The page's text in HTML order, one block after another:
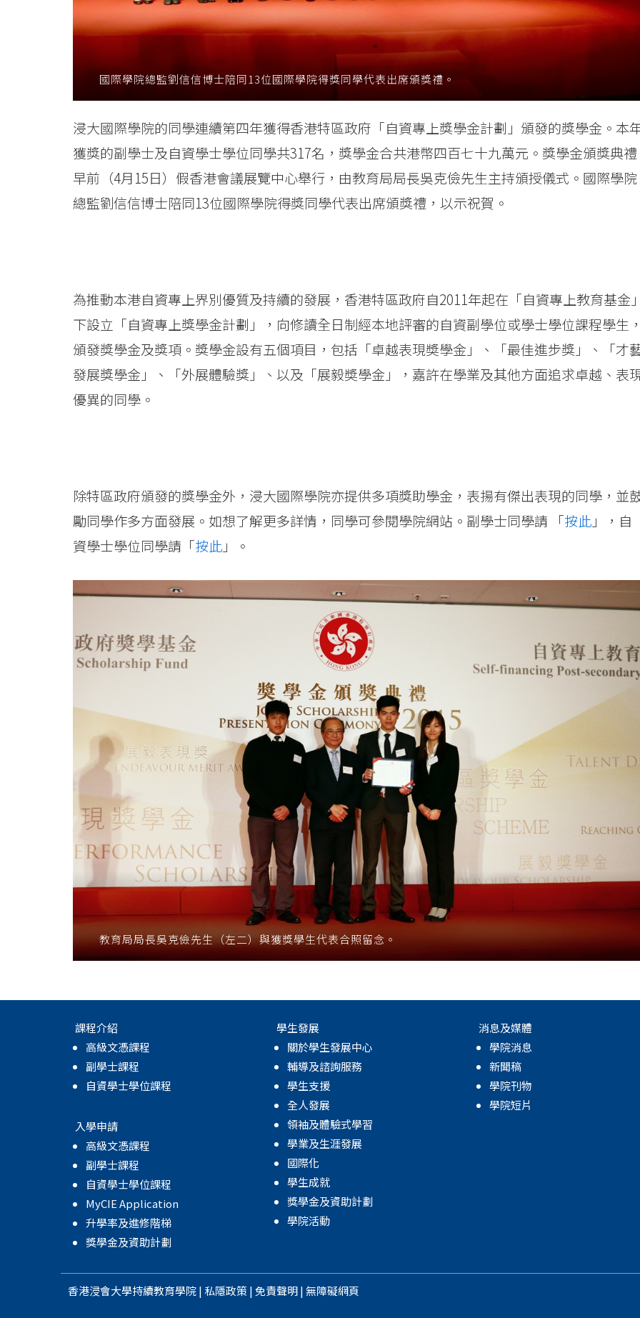
國際學院總監劉信信博士陪同13位國際學院得獎同學代表出席頒獎禮。
浸大國際學院的同學連續第四年獲得香港特區政府「自資專上獎學金計劃」頒發的獎學金。本
獲獎的副學士及自資學士學位同學共317名，獎學金合共港幣四百七十九萬元。獎學金頒獎典禮
早前（4月15日）假香港會議展覽中心舉行，由教育局局長吳克儉先生主持頒授儀式。國際學院
總監劉信信博士陪同13位國際學院得獎同學代表出席頒獎禮，以示祝賀。
為推動本港自資專上界別優質及持續的發展，香港特區政府自2011年起在「自資專上教育基金
下設立「自資專上獎學金計劃」，向修讀全日制經本地評審的自資副學位或學士學位課程學生
頒發獎學金及獎項。獎學金設有五個項目，包括「卓越表現奬學金」、「最佳進步獎」、「才
發展獎學金」、「外展體驗獎」、以及「展毅奬學金」，嘉許在學業及其他方面追求卓越、表
優異的同學。
除特區政府頒發的獎學金外，浸大國際學院亦提供多項獎助學金，表揚有傑出表現的同學，並
勵同學作多方面發展。如想了解更多詳情，同學可參閱學院網站。副學士同學請 「按此 」，自
資學士學位同學請「按此 」。
教育局局長吳克儉先生（左二）與獲獎學生代表合照留念。
課程介紹
高級文憑課程
副學士課程
自資學士學位課程
入學申請
高級文憑課程
副學士課程
自資學士學位課程
MyCIE Application
升學率及進修階梯
獎學金及資助計劃
學生發展
關於學生發展中心
輔導及諮詢服務
學生支援
全人發展
領袖及體驗式學習
學業及生涯發展
國際化
學生成就
獎學金及資助計劃
學院活動
消息及媒體
學院消息
新聞稿
學院刊物
學院短片
香港浸會大學持續教育學院| 私隱政策|免責聲明|無障礙網頁